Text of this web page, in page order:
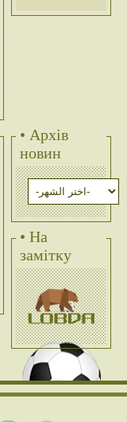
• Архів
новин
• На
замітку